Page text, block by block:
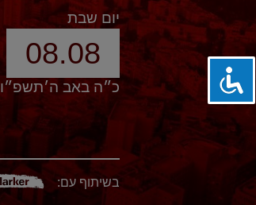
יום שבת
08.08
כ״ה באב ה׳תשפ״ו
בשיתוף עם: